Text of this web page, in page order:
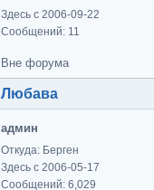
Здесь с 2006-09-22
Сообщений: 11
Вне форума
Любава
админ
Откуда: Берген
Здесь с 2006-05-17
Сообщений: 6,029